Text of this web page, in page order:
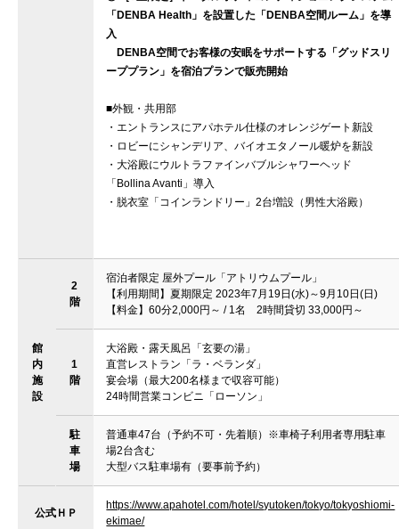
「DENBA Health」を設置した「DENBA空間ルーム」を導
入
DENBA空間でお客様の安眠をサポートする「グッドスリ
ーププラン」を宿泊プランで販売開始
■外観・共用部
・エントランスにアパホテル仕様のオレンジゲート新設
・ロビーにシャンデリア、バイオエタノール暖炉を新設
・大浴殿にウルトラファインバブルシャワーヘッド
「Bollina Avanti」導入
・脱衣室「コインランドリー」2台増設（男性大浴殿）
館
内
施
設
2
階
宿泊者限定 屋外プール「アトリウムプール」
【利用期間】夏期限定 2023年7月19日(水)～9月10日(日)
【料金】60分2,000円～ / 1名 2時間貸切 33,000円～
1
階
大浴殿・露天風呂「玄要の湯」
直営レストラン「ラ・ベランダ」
宴会場（最大200名様まで収容可能）
24時間営業コンビニ「ローソン」
駐
車
場
普通車47台（予約不可・先着順）※車椅子利用者専用駐車
場2台含む
大型バス駐車場有（要事前予約）
公式ＨＰ
https://www.apahotel.com/hotel/syutoken/tokyo/tokyoshiomi-
ekimae/